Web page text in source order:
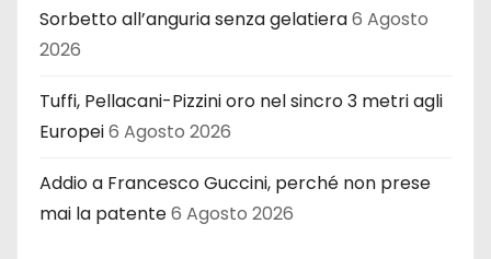
Sorbetto all’anguria senza gelatiera6 Agosto
2026
Tuffi, Pellacani-Pizzini oro nel sincro 3 metri agli
Europei6 Agosto 2026
Addio a Francesco Guccini, perché non prese
mai la patente6 Agosto 2026